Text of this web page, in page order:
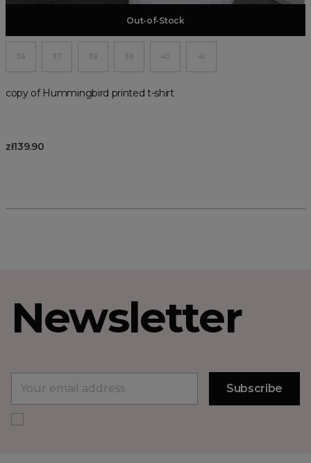
Add to basket
Out-of-Stock
36 37 39 38 40 41
copy of Hummingbird printed t-shirt
zł139.90
Newsletter